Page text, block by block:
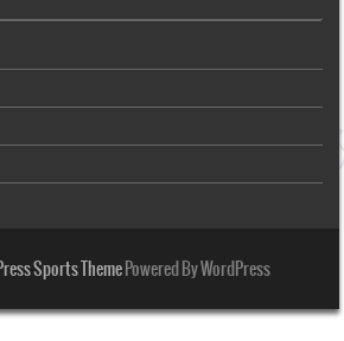
Sports ThemePowered By WordPress